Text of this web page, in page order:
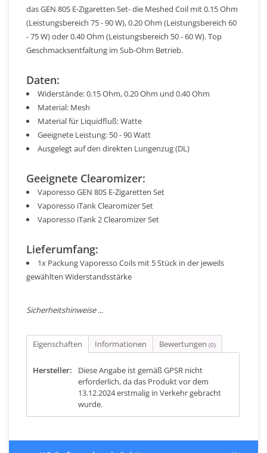
das GEN 80S E-Zigaretten Set- die Meshed Coil mit 0.15 Ohm
(Leistungsbereich 75 - 90 W), 0.20 Ohm (Leistungsbereich 60
- 75 W) oder 0.40 Ohm (Leistungsbereich 50 - 60 W). Top
Geschmacksentfaltung im Sub-Ohm Betrieb.
Daten:
Widerstände: 0.15 Ohm, 0.20 Ohm und 0.40 Ohm
Material: Mesh
Material für Liquidfluß: Watte
Geeignete Leistung: 50 - 90 Watt
Ausgelegt auf den direkten Lungenzug (DL)
Geeignete Clearomizer:
Vaporesso GEN 80S E-Zigaretten Set
Vaporesso iTank Clearomizer Set
Vaporesso iTank 2 Clearomizer Set
Lieferumfang:
1x Packung Vaporesso Coils mit 5 Stück in der jeweils
gewählten Widerstandsstärke
Sicherheitshinweise ...
Eigenschaften Informationen Bewertungen (0)
Hersteller:
Diese Angabe ist gemäß GPSR nicht
erforderlich, da das Produkt vor dem
13.12.2024 erstmalig in Verkehr gebracht
wurde.